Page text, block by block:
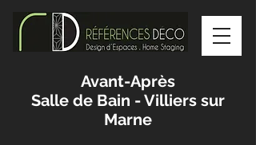
Avant-Après
Salle de Bain - Villiers sur
Marne